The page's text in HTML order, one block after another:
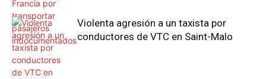
Violenta agresión a un taxista por
conductores de VTC en Saint-Malo